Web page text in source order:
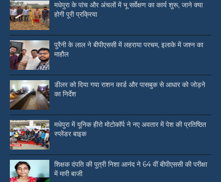
मधेपुरा के पांच और अंचलों में भू सर्वेक्षण का कार्य शुरू, जाने क्या
होगी पूरी प्रक्रिया
पुरैनी के लाल ने बीपीएससी में लहराया परचम, इलाके में जश्न का
माहौल
डीलर को दिया गया राशन कार्ड और पासबुक से आधार को जोड़ने
का निर्देश
मधेपुरा में यूनिक हीरो मोटोकॉर्प ने नए अवतार में पेश की प्रतिष्ठित
स्प्लेंडर बाइक
शिक्षक दंपति की पुत्री निशा आनंद ने 64 वीं बीपीएससी की परीक्षा
में मारी बाजी